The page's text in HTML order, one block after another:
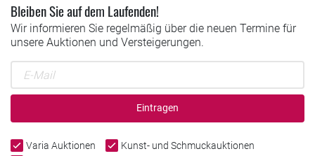
Bleiben Sie auf dem Laufenden!
Wir informieren Sie regelmäßig über die neuen Termine für
unsere Auktionen und Versteigerungen.
Eintragen
Varia Auktionen
Kunst- und Schmuckauktionen